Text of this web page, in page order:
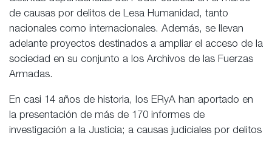
de causas por delitos de Lesa Humanidad, tanto
nacionales como internacionales. Además, se llevan
adelante proyectos destinados a ampliar el acceso de la
sociedad en su conjunto a los Archivos de las Fuerzas
Armadas.
En casi 14 años de historia, los ERyA han aportado en
la presentación de más de 170 informes de
investigación a la Justicia; a causas judiciales por delitos